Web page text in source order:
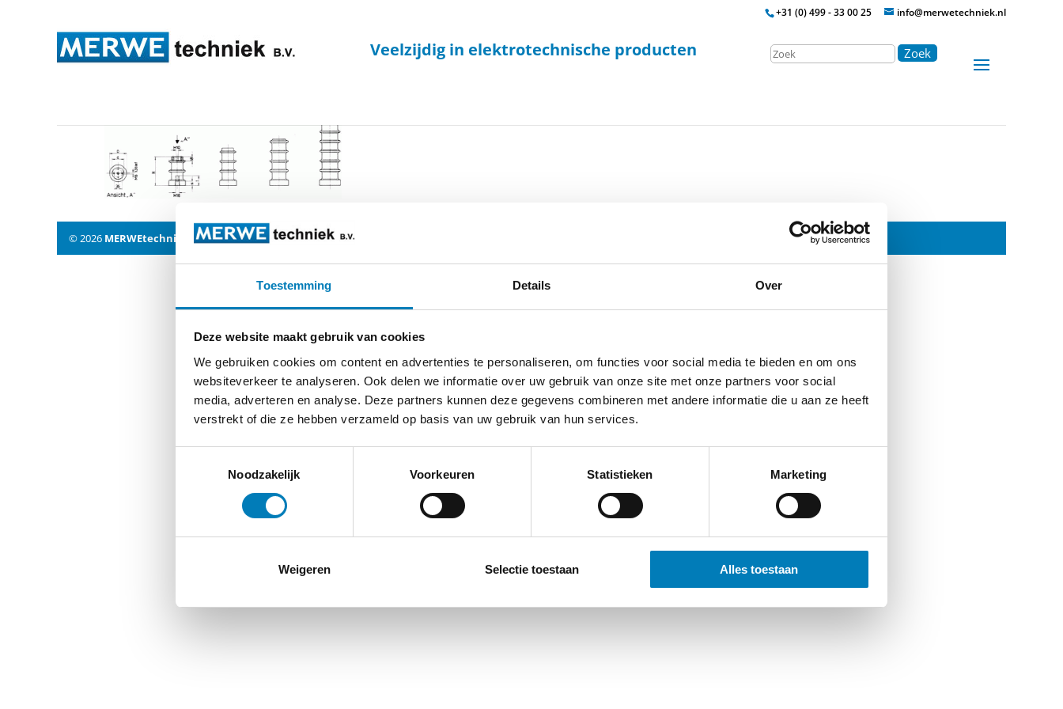
Toestemming Details Over
Deze website maakt gebruik van cookies
We gebruiken cookies om content en advertenties te personaliseren, om functies voor social media te bieden en om ons
websiteverkeer te analyseren. Ook delen we informatie over uw gebruik van onze site met onze partners voor social
media, adverteren en analyse. Deze partners kunnen deze gegevens combineren met andere informatie die u aan ze heeft
verstrekt of die ze hebben verzameld op basis van uw gebruik van hun services.
Noodzakelijk
Voorkeuren Statistieken Marketing
Weigeren Selectie toestaan Alles toestaan
+31 (0) 499 - 33 00 25 info@merwetechniek.nl
Veelzijdig in elektrotechnische producten Zoek
© 2026 MERWEtechniek B.V.-Disclaimer-Privacy Policy-